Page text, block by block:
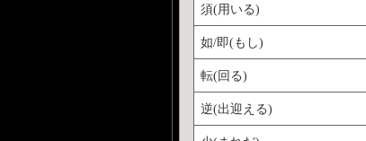
須(用いる)
如/即(もし)
転(回る)
逆(出迎える)